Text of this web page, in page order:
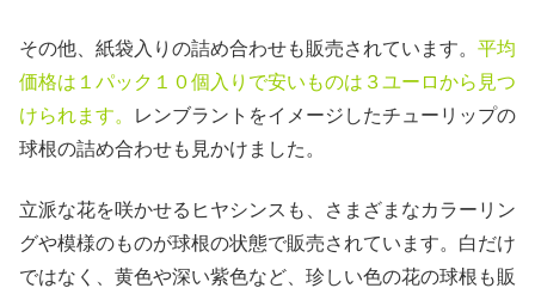
その他、紙袋入りの詰め合わせも販売されています。 平均
価格は１パック１０個入りで安いものは３ユーロから見つ
けられます。
レンブラントをイメージしたチューリップの
球根の詰め合わせも見かけました。
立派な花を咲かせるヒヤシンスも、さまざまなカラーリン
グや模様のものが球根の状態で販売されています。白だけ
ではなく、黄色や深い紫色など、珍しい色の花の球根も販